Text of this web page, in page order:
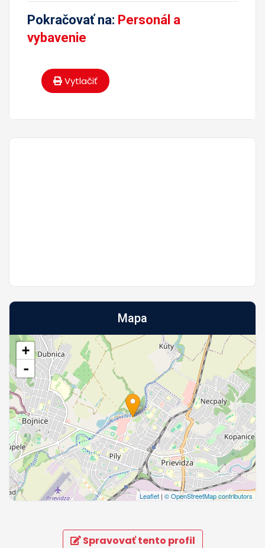
Pokračovať na: Personál a
vybavenie
Vytlačiť
Mapa
+
-
Leaflet | © OpenStreetMap contributors
Spravovať tento profil